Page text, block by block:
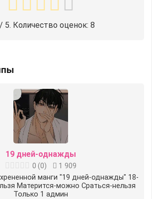
/ 5. Количество оценок: 8
19 дней-однажды
0 (0)
1 909
манги "19 дней-однажды" 18-
Матерится-можно Сраться-нельзя
Только 1 админ